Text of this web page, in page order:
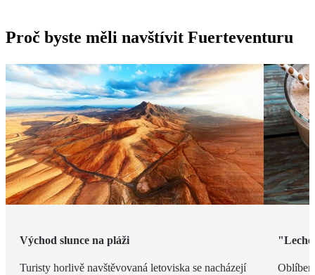
Proč byste měli navštívit Fuerteventuru
Východ slunce na pláži
Turisty horlivě navštěvovaná letoviska se nacházejí